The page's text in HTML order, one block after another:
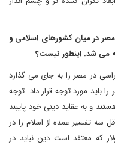
در میان کشورهای اسلامی و
می شد. اینطور نیست؟
در مصر را به جای می گذارد
باید مورد توجه قرار داد. توجه
و به عقاید دینی خود پایبند
سه تفسیر عمده از اسلام را در
که معتقد است دین نباید در